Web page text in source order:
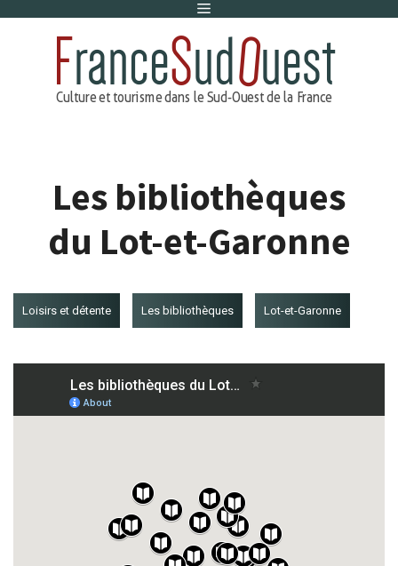
Menu
Les bibliothèques
du Lot-et-Garonne
Loisirs et détente Les bibliothèques Lot-et-Garonne